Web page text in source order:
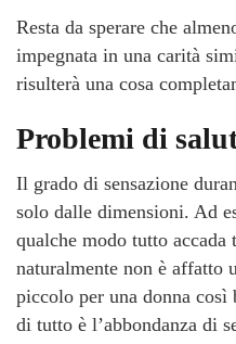
Resta da sperare che
impegnata in una carità
risulterà una cosa
Problemi di
Il grado di sensazione
solo dalle dimensioni. Ad
qualche modo tutto accada
naturalmente non è affatto
piccolo per una donna
di tutto è l’abbondanza di